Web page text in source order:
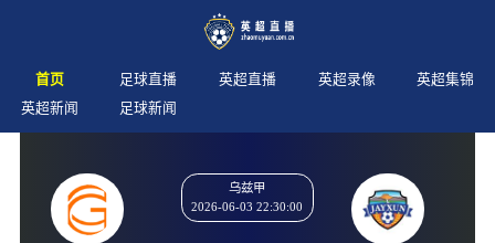
首页 足球直播 英超直播 英超录像
英超集锦
英超新闻
足球新闻